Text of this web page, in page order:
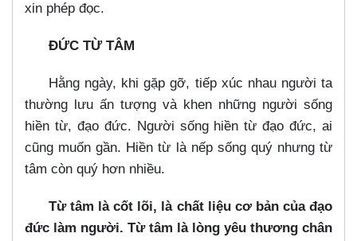
xin phép đọc.
ĐỨC TỪ TÂM
Hằng ngày, khi gặp gỡ, tiếp xúc nhau người ta
thường lưu ấn tượng và khen những người sống
hiền từ, đạo đức. Người sống hiền từ đạo đức, ai
cũng muốn gần. Hiền từ là nếp sống quý nhưng từ
tâm còn quý hơn nhiều.
Từ tâm là cốt lõi, là chất liệu cơ bản của đạo
đức làm người. Từ tâm là lòng yêu thương chân